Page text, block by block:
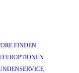
FINDEN